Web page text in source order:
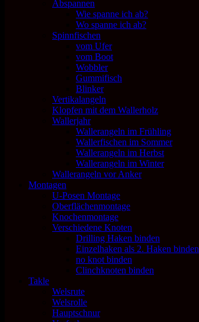
Abspannen
Wie spanne ich ab?
Wo spanne ich ab?
Spinnfischen
vom Ufer
vom Boot
Wobbler
Gummifisch
Blinker
Vertikalangeln
Klopfen mit dem Wallerholz
Wallerjahr
Wallerangeln im Frühling
Wallerfischen im Sommer
Wallerangeln im Herbst
Wallerangeln im Winter
Wallerangeln vor Anker
Montagen
U-Posen Montage
Oberflächenmontage
Knochenmontage
Verschiedene Knoten
Drilling Haken binden
Einzelhaken als 2. Haken binden
no knot binden
Clinchknoten binden
Takle
Welsrute
Welsrolle
Hauptschnur